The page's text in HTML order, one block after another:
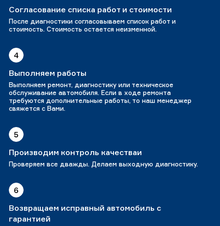
Согласование списка работ и стоимости
После диагностики согласовываем список работ и
стоимость. Стоимость остается неизменной.
4
Выполняем работы
Выполняем ремонт, диагностику или техническое
обслуживание автомобиля. Если в ходе ремонта
требуются дополнительные работы, то наш менеджер
свяжется с Вами.
5
Производим контроль качестваи
Проверяем все дважды. Делаем выходную диагностику.
6
Возвращаем исправный автомобиль с
гарантией